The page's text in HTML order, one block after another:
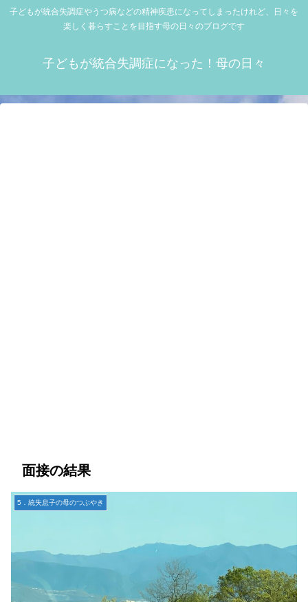
子どもが統合失調症やうつ病などの精神疾患になってしまったけれど、日々を
楽しく暮らすことを目指す母の日々のブログです
子どもが統合失調症になった！母の日々
面接の結果
5．統失息子の母のつぶやき